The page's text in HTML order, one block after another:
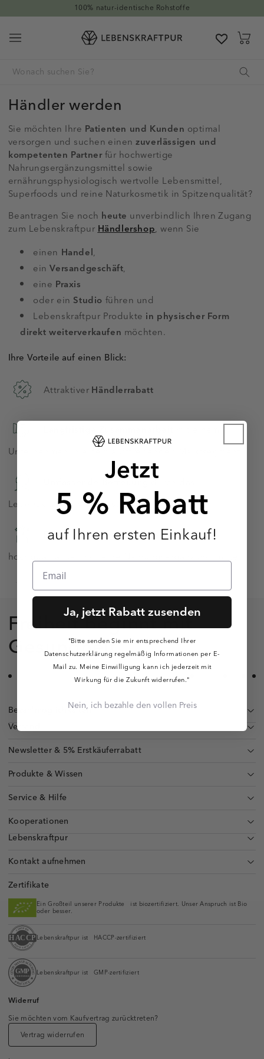
100% natur-identische Rohstoffe
Händler werden
Sie möchten Ihre Patienten und Kunden optimal
versorgen und suchen einen zuverlässigen und
kompetenten Partnerfür hochwertige
Nahrungsergänzungsmittel sowie
ernährungsphysiologisch wertvolle Lebensmittel,
Superfoods und reine Naturkosmetik in Spitzenqualität?
Beantragen Sie noch heute unverbindlich Ihren Zugang
zum LebenskraftpurHändlershop, wenn Sie
einen Handel,
ein Versandgeschäft,
eine Praxis
oder ein Studio führen und
Lebenskraftpur Produkte in physischer Form
direkt weiterverkaufen möchten.
Ihre Vorteile auf einen Blick:
AttraktiverHändlerrabatt
Unternehmen in einem aufstrebenden Marktsegment
Umfassende Betreuung durch das
Lebenskraftpur Vertriebsteam
Erweiterung Ihres Sortimentsum
hochqualitative und reine Nahrungsergänzungsmittel
Zur Registrierung
Freiheit beginnt mit
Gesundheit.
Produkte & Wissen
Service & Hilfe
Kooperationen
Lebenskraftpur
Kontakt aufnehmen
Bezahlmöglichkeiten
Versand
Zertifikate
Ein Großteil unserer Produkte ist biozertifiziert. Unser Anspruch ist Bio
oder besser.
Lebenskraftpur ist HACCP-zertifiziert
Lebenskraftpur ist GMP-zertifiziert
Widerruf
Sie möchten vom Kaufvertrag zurücktreten?
Vertrag widerrufen
Newsletter & 5% Erstkäuferrabatt
Jetzt
5 % Rabatt
auf Ihren ersten Einkauf!
Ja, jetzt Rabatt zusenden
"Bitte senden Sie mir entsprechend Ihrer
Datenschutzerklärung regelmäßig Informationen per E-
Mail zu. Meine Einwilligung kann ich jederzeit mit
Wirkung für die Zukunft widerrufen."
Nein, ich bezahle den vollen Preis